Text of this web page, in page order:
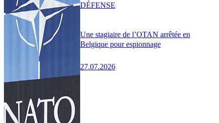
Une stagiaire de l’OTAN arrêtée en
Belgique pour espionnage
27.07.2026
DÉFENSE